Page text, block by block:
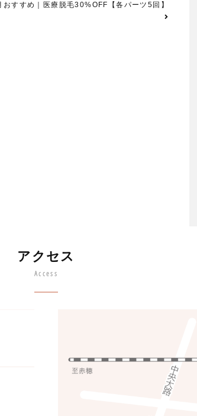
おすすめ｜医療脱毛30%OFF【各パーツ5回】
アクセス
Access